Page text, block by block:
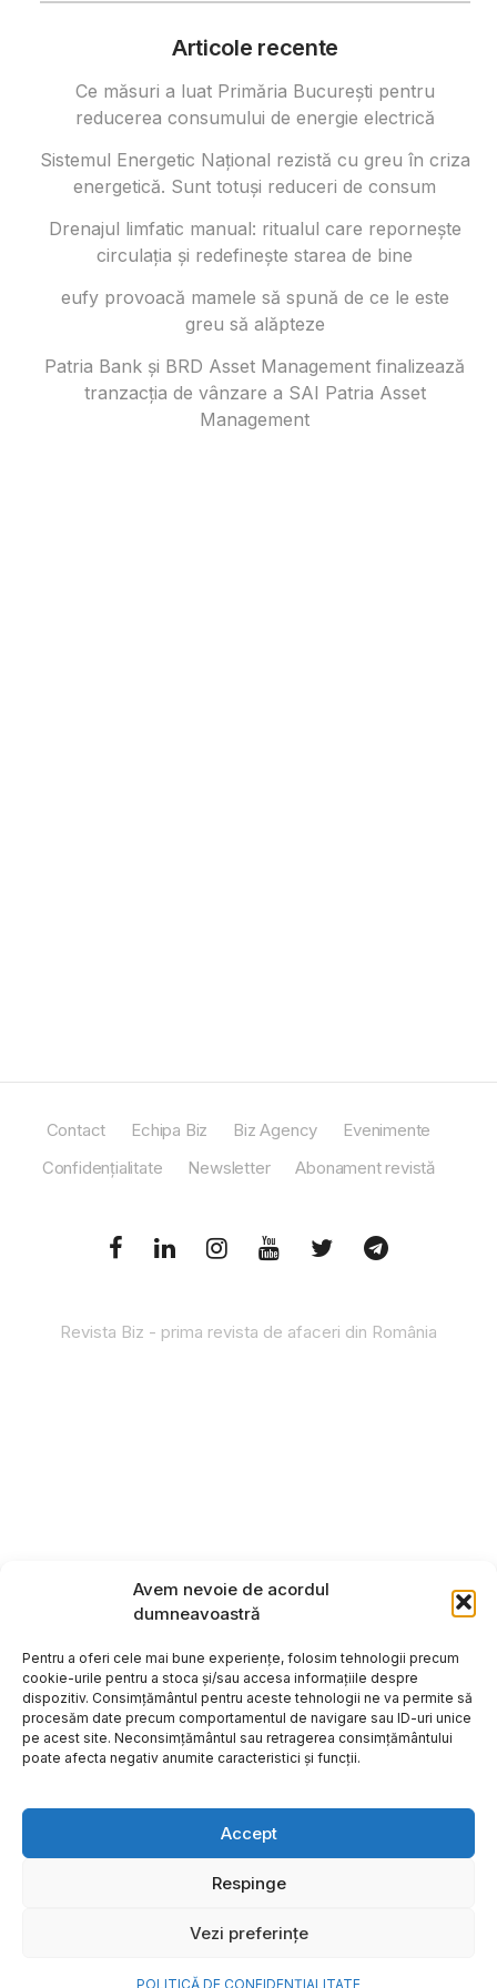
Avem nevoie de acordul
dumneavoastră
Pentru a oferi cele mai bune experiențe, folosim tehnologii precum
cookie-urile pentru a stoca și/sau accesa informațiile despre
dispozitiv. Consimțământul pentru aceste tehnologii ne va permite să
procesăm date precum comportamentul de navigare sau ID-uri unice
pe acest site. Neconsimțământul sau retragerea consimțământului
poate afecta negativ anumite caracteristici și funcții.
Accept
Respinge
Vezi preferințe
POLITICĂ DE CONFIDENȚIALITATE
Articole recente
Ce măsuri a luat Primăria București pentru
reducerea consumului de energie electrică
Sistemul Energetic Național rezistă cu greu în criza
energetică. Sunt totuși reduceri de consum
Drenajul limfatic manual: ritualul care repornește
circulația și redefinește starea de bine
eufy provoacă mamele să spună de ce le este
greu să alăpteze
Patria Bank și BRD Asset Management finalizează
tranzacția de vânzare a SAI Patria Asset
Management
Contact Echipa Biz Biz Agency
Evenimente
Confidențialitate
Newsletter Abonament revistă
Revista Biz - prima revista de afaceri din România
Copyright ©2026